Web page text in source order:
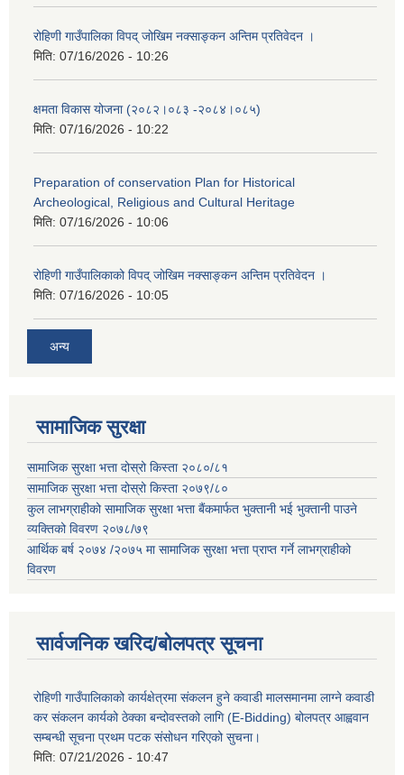
रोहिणी गाउँपालिका विपद् जोखिम नक्साङ्कन अन्तिम प्रतिवेदन ।
मिति: 07/16/2026 - 10:26
क्षमता विकास योजना (२०८२।०८३‍ -२०८४।०८५)
मिति: 07/16/2026 - 10:22
Preparation of conservation Plan for Historical
Archeological, Religious and Cultural Heritage
मिति: 07/16/2026 - 10:06
रोहिणी गाउँपालिकाको विपद् जोखिम नक्साङ्कन अन्तिम प्रतिवेदन ।
मिति: 07/16/2026 - 10:05
अन्य
सामाजिक सुरक्षा
सामाजिक सुरक्षा भत्ता दोस्रो किस्ता २०८०/८१
सामाजिक सुरक्षा भत्ता दोस्रो किस्ता २०७९/८०
कुल लाभग्राहीको सामाजिक सुरक्षा भत्ता बैंकमार्फत भुक्तानी भई भुक्तानी पाउने
व्यक्तिको विवरण २०७८/७९
आर्थिक बर्ष २०७४ /२०७५ मा सामाजिक सुरक्षा भत्ता प्राप्त गर्ने लाभग्राहीको
विवरण
सार्वजनिक खरिद/बोलपत्र सूचना
रोहिणी गाउँपालिकाको कार्यक्षेत्रमा संकलन हुने कवाडी मालसमानमा लाग्ने कवाडी
कर संकलन कार्यको ठेक्का बन्दोवस्तको लागि (E-Bidding) बोलपत्र आह्ववान
सम्बन्धी सूचना प्रथम पटक संसोधन गरिएको सुचना।
मिति: 07/21/2026 - 10:47